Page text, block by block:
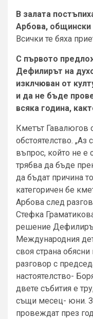
В залата
Арбова,
Всички те бяха
С първото
Дефилирът на
изклчюван от
и да не бъде
всяка година,
Кметът Гавалюгов
обстоятелство. „Аз
въпрос, който не
трябва да бъде
да бъдат причина
категоричен бе
Арбова след
Стефка
решение
Международния
своя страна
разговор с
настоятелство-
двете събития е
същи месец- юни.
провеждат през